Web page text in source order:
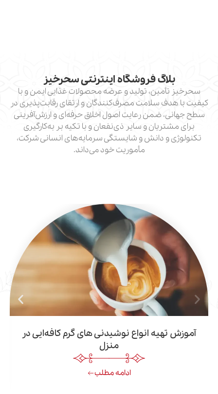
فروشگاه اینترنتی سحرخیز
تولید و عرضه محصولات غذایی ایمن و با
سلامت مصرف‌کنندگان و ارتقای رقابت‌پذیری در
ضمن رعایت اصول اخلاق حرفه‌ای و ارزش‌آفرینی
و سایر ذی‌نفعان و با تکیه بر به‌کارگیری
و دانش و شایستگی سرمایه‌های انسانی شرکت،
مأموریت خود می‌داند.
انواع نوشیدنی های گرم کافه‌ایی در